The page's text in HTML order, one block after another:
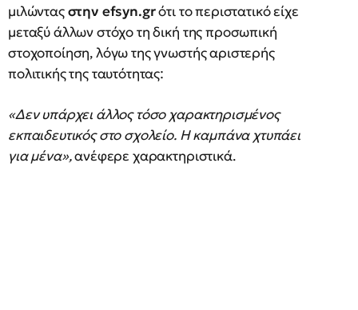
μιλώνταςστην efsyn.grότι το περιστατικό είχε
μεταξύ άλλων στόχο τη δική της προσωπική
στοχοποίηση, λόγω της γνωστής αριστερής
πολιτικής της ταυτότητας:
«Δεν υπάρχει άλλος τόσο χαρακτηρισμένος
εκπαιδευτικός στο σχολείο. Η καμπάνα χτυπάει
για μένα»,ανέφερε χαρακτηριστικά.